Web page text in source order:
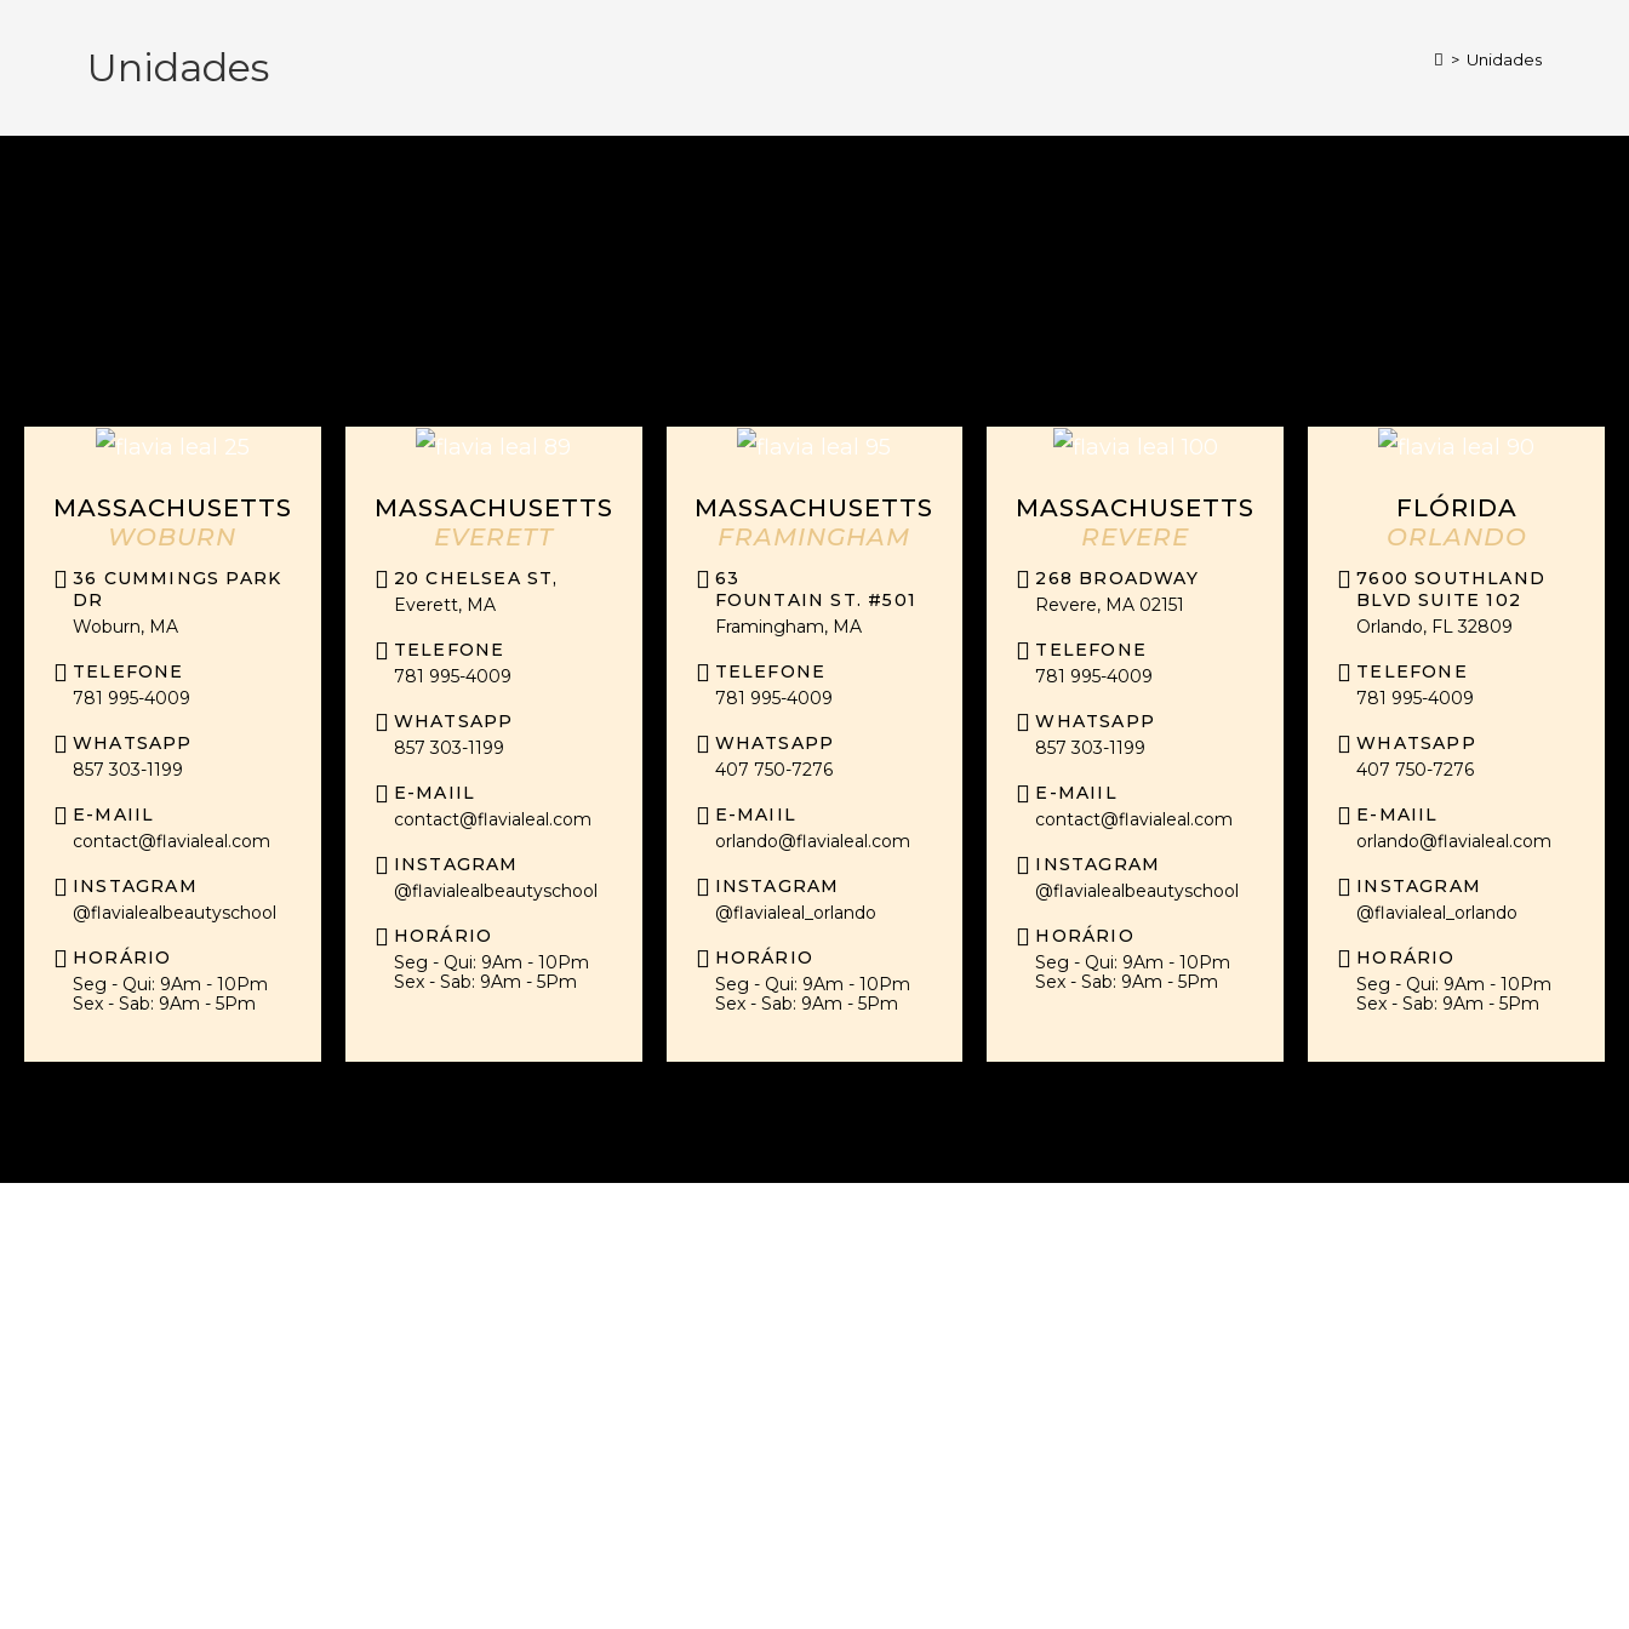
Unidades > Unidades
MASSACHUSETTS
WOBURN
36 CUMMINGS PARK
DR
Woburn, MA
TELEFONE
781 995-4009
WHATSAPP
857 303-1199
E-MAIIL
contact@flavialeal.com
INSTAGRAM
@flavialealbeautyschool
HORÁRIO
Seg - Qui: 9Am - 10Pm
Sex - Sab: 9Am - 5Pm
MASSACHUSETTS
EVERETT
20 CHELSEA ST,
Everett, MA
TELEFONE
781 995-4009
WHATSAPP
857 303-1199
E-MAIIL
contact@flavialeal.com
INSTAGRAM
@flavialealbeautyschool
HORÁRIO
Seg - Qui: 9Am - 10Pm
Sex - Sab: 9Am - 5Pm
MASSACHUSETTS
FRAMINGHAM
63
FOUNTAIN ST. #501
Framingham, MA
TELEFONE
781 995-4009
WHATSAPP
407 750-7276
E-MAIIL
orlando@flavialeal.com
INSTAGRAM
@flavialeal_orlando
HORÁRIO
Seg - Qui: 9Am - 10Pm
Sex - Sab: 9Am - 5Pm
MASSACHUSETTS
REVERE
268 BROADWAY
Revere, MA 02151
TELEFONE
781 995-4009
WHATSAPP
857 303-1199
E-MAIIL
contact@flavialeal.com
INSTAGRAM
@flavialealbeautyschool
HORÁRIO
Seg - Qui: 9Am - 10Pm
Sex - Sab: 9Am - 5Pm
FLÓRIDA
ORLANDO
7600 SOUTHLAND
BLVD SUITE 102
Orlando, FL 32809
TELEFONE
781 995-4009
WHATSAPP
407 750-7276
E-MAIIL
orlando@flavialeal.com
INSTAGRAM
@flavialeal_orlando
HORÁRIO
Seg - Qui: 9Am - 10Pm
Sex - Sab: 9Am - 5Pm